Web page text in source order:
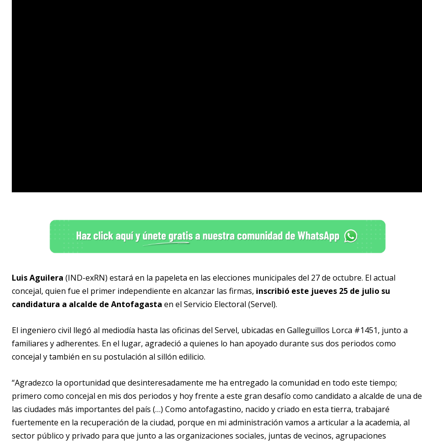
Luis Aguilera (IND-exRN) estará en la papeleta en las elecciones municipales del 27 de octubre. El actual
concejal, quien fue el primer independiente en alcanzar las firmas, inscribió este jueves 25 de julio su
candidatura a alcalde de Antofagasta en el Servicio Electoral (Servel).
El ingeniero civil llegó al mediodía hasta las oficinas del Servel, ubicadas en Galleguillos Lorca #1451, junto a
familiares y adherentes. En el lugar, agradeció a quienes lo han apoyado durante sus dos periodos como
concejal y también en su postulación al sillón edilicio.
“Agradezco la oportunidad que desinteresadamente me ha entregado la comunidad en todo este tiempo;
primero como concejal en mis dos periodos y hoy frente a este gran desafío como candidato a alcalde de una de
las ciudades más importantes del país (…) Como antofagastino, nacido y criado en esta tierra, trabajaré
fuertemente en la recuperación de la ciudad, porque en mi administración vamos a articular a la academia, al
sector público y privado para que junto a las organizaciones sociales, juntas de vecinos, agrupaciones